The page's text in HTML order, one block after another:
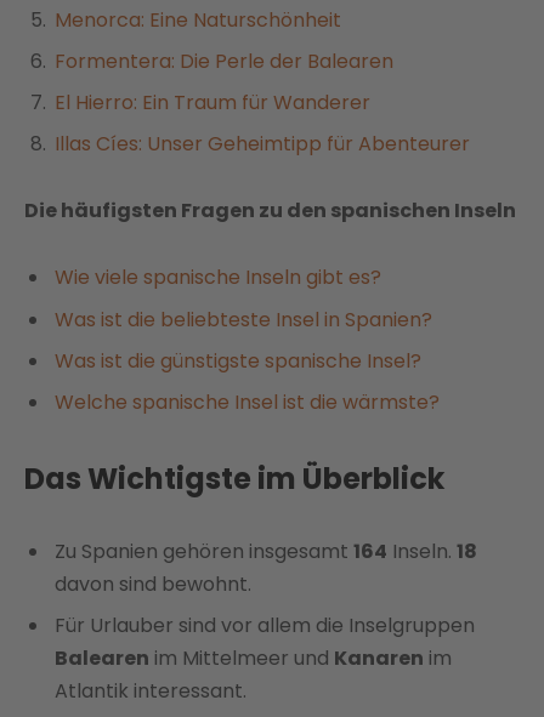
Menorca: Eine Naturschönheit
Formentera: Die Perle der Balearen
El Hierro: Ein Traum für Wanderer
Illas Cíes: Unser Geheimtipp für Abenteurer
Die häufigsten Fragen zu den spanischen Inseln
Wie viele spanische Inseln gibt es?
Was ist die beliebteste Insel in Spanien?
Was ist die günstigste spanische Insel?
Welche spanische Insel ist die wärmste?
Das Wichtigste im Überblick
Zu Spanien gehören insgesamt 164 Inseln. 18
davon sind bewohnt.
Für Urlauber sind vor allem die Inselgruppen
Balearen im Mittelmeer und Kanaren im
Atlantik interessant.